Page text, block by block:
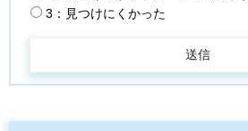
3：見つけにくかった